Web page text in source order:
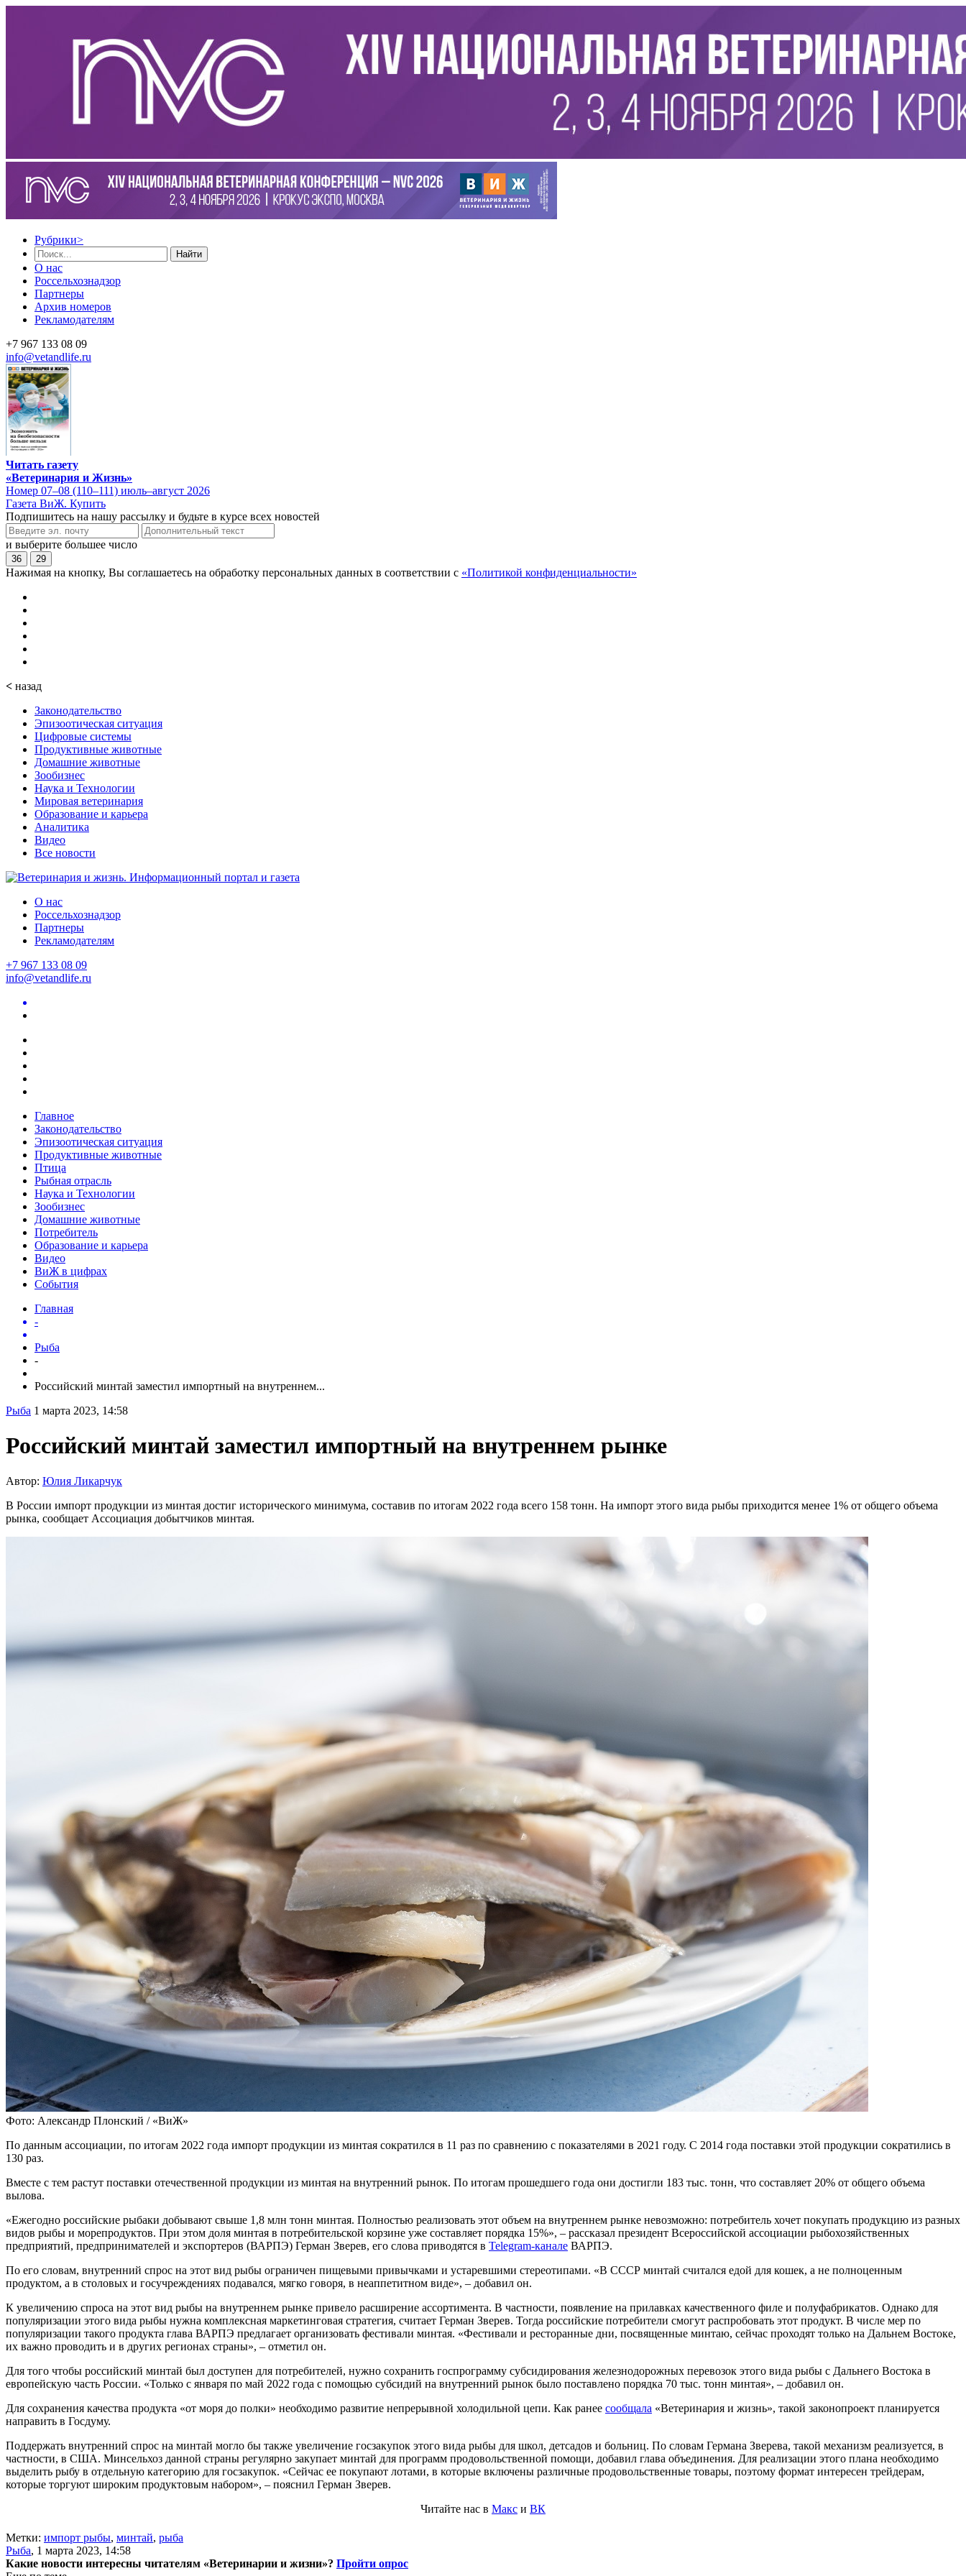
Рубрики>
Найти
О нас
Россельхознадзор
Партнеры
Архив номеров
Рекламодателям
+7 967 133 08 09
info@vetandlife.ru
Читать газету
«Ветеринария и Жизнь»
Номер 07–08 (110–111) июль–август 2026
Газета ВиЖ. Купить
Подпишитесь на нашу рассылку и будьте в курсе всех новостей
и выберите большее число
36 29
Нажимая на кнопку, Вы соглашаетесь на обработку персональных данных в соответствии с «Политикой конфиденциальности»
< назад
Законодательство
Эпизоотическая ситуация
Цифровые системы
Продуктивные животные
Домашние животные
Зообизнес
Наука и Технологии
Мировая ветеринария
Образование и карьера
Аналитика
Видео
Все новости
О нас
Россельхознадзор
Партнеры
Рекламодателям
+7 967 133 08 09
info@vetandlife.ru
Главное
Законодательство
Эпизоотическая ситуация
Продуктивные животные
Птица
Рыбная отрасль
Наука и Технологии
Зообизнес
Домашние животные
Потребитель
Образование и карьера
Видео
ВиЖ в цифрах
События
Главная
-
Рыба
-
Российский минтай заместил импортный на внутреннем...
Рыба 1 марта 2023, 14:58
Российский минтай заместил импортный на внутреннем рынке
Автор: Юлия Ликарчук
В России импорт продукции из минтая достиг исторического минимума, составив по итогам 2022 года всего 158 тонн. На импорт этого вида рыбы приходится менее 1% от общего объема
рынка, сообщает Ассоциация добытчиков минтая.
Фото: Александр Плонский / «ВиЖ»
По данным ассоциации, по итогам 2022 года импорт продукции из минтая сократился в 11 раз по сравнению с показателями в 2021 году. С 2014 года поставки этой продукции сократились в
130 раз.
Вместе с тем растут поставки отечественной продукции из минтая на внутренний рынок. По итогам прошедшего года они достигли 183 тыс. тонн, что составляет 20% от общего объема
вылова.
«Ежегодно российские рыбаки добывают свыше 1,8 млн тонн минтая. Полностью реализовать этот объем на внутреннем рынке невозможно: потребитель хочет покупать продукцию из разных
видов рыбы и морепродуктов. При этом доля минтая в потребительской корзине уже составляет порядка 15%», – рассказал президент Всероссийской ассоциации рыбохозяйственных
предприятий, предпринимателей и экспортеров (ВАРПЭ) Герман Зверев, его слова приводятся в Telegram-канале ВАРПЭ.
По его словам, внутренний спрос на этот вид рыбы ограничен пищевыми привычками и устаревшими стереотипами. «В СССР минтай считался едой для кошек, а не полноценным
продуктом, а в столовых и госучреждениях подавался, мягко говоря, в неаппетитном виде», – добавил он.
К увеличению спроса на этот вид рыбы на внутреннем рынке привело расширение ассортимента. В частности, появление на прилавках качественного филе и полуфабрикатов. Однако для
популяризации этого вида рыбы нужна комплексная маркетинговая стратегия, считает Герман Зверев. Тогда российские потребители смогут распробовать этот продукт. В числе мер по
популяризации такого продукта глава ВАРПЭ предлагает организовать фестивали минтая. «Фестивали и ресторанные дни, посвященные минтаю, сейчас проходят только на Дальнем Востоке,
их важно проводить и в других регионах страны», – отметил он.
Для того чтобы российский минтай был доступен для потребителей, нужно сохранить госпрограмму субсидирования железнодорожных перевозок этого вида рыбы с Дальнего Востока в
европейскую часть России. «Только с января по май 2022 года с помощью субсидий на внутренний рынок было поставлено порядка 70 тыс. тонн минтая», – добавил он.
Для сохранения качества продукта «от моря до полки» необходимо развитие непрерывной холодильной цепи. Как ранее сообщала «Ветеринария и жизнь», такой законопроект планируется
направить в Госдуму.
Поддержать внутренний спрос на минтай могло бы также увеличение госзакупок этого вида рыбы для школ, детсадов и больниц. По словам Германа Зверева, такой механизм реализуется, в
частности, в США. Минсельхоз данной страны регулярно закупает минтай для программ продовольственной помощи, добавил глава объединения. Для реализации этого плана необходимо
выделить рыбу в отдельную категорию для госзакупок. «Сейчас ее покупают лотами, в которые включены различные продовольственные товары, поэтому формат интересен трейдерам,
которые торгуют широким продуктовым набором», – пояснил Герман Зверев.
Читайте нас в Макс и ВК
Метки: импорт рыбы, минтай, рыба
Рыба, 1 марта 2023, 14:58
Какие новости интересны читателям «Ветеринарии и жизни»? Пройти опрос